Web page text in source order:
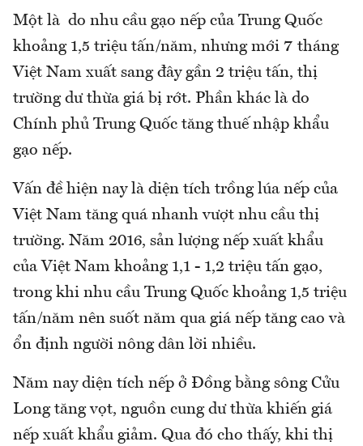
Một là do nhu cầu gạo nếp của Trung Quốc
khoảng 1,5 triệu tấn/năm, nhưng mới 7 tháng
Việt Nam xuất sang đây gần 2 triệu tấn, thị
trường dư thừa giá bị rớt. Phần khác là do
Chính phủ Trung Quốc tăng thuế nhập khẩu
gạo nếp.
Vấn đề hiện nay là diện tích trồng lúa nếp của
Việt Nam tăng quá nhanh vượt nhu cầu thị
trường. Năm 2016, sản lượng nếp xuất khẩu
của Việt Nam khoảng 1,1 - 1,2 triệu tấn gạo,
trong khi nhu cầu Trung Quốc khoảng 1,5 triệu
tấn/năm nên suốt năm qua giá nếp tăng cao và
ổn định người nông dân lời nhiều.
Năm nay diện tích nếp ở Đồng bằng sông Cửu
Long tăng vọt, nguồn cung dư thừa khiến giá
nếp xuất khẩu giảm. Qua đó cho thấy, khi thị